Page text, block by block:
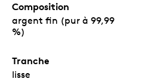
Composition
argent fin (pur à 99,99
%)
Tranche
lisse